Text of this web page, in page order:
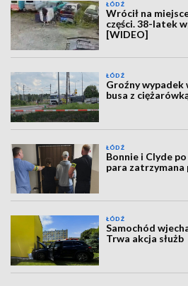
ŁÓDŹ
Wrócił na
części. 38-latek
[WIDEO]
ŁÓDŹ
Groźny wypadek
busa z
ŁÓDŹ
Bonnie i Clyde
para zatrzymana
ŁÓDŹ
Samochód
Trwa akcja służb